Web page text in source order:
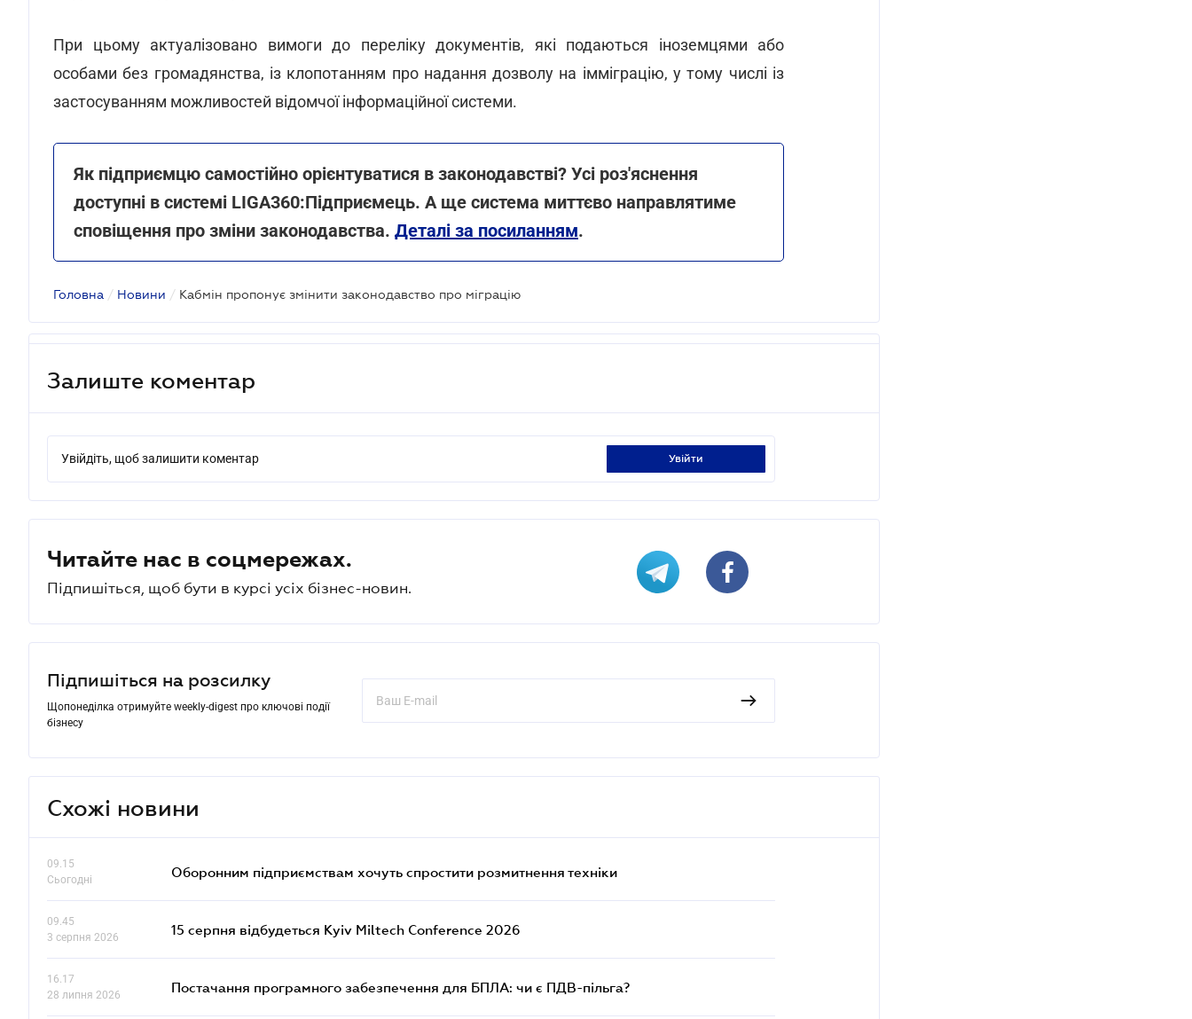
При цьому актуалізовано вимоги до переліку документів, які подаються іноземцями або
особами без громадянства, із клопотанням про надання дозволу на імміграцію, у тому числі із
застосуванням можливостей відомчої інформаційної системи.
Як підприємцю самостійно орієнтуватися в законодавстві? Усі роз'яснення
доступні в системі LIGA360:Підприємець. А ще система миттєво направлятиме
сповіщення про зміни законодавства. Деталі за посиланням.
Головна / Новини / Кабмін пропонує змінити законодавство про міграцію
Залиште коментар
Увійдіть, щоб залишити коментар увійти
Читайте нас в соцмережах.
Підпишіться, щоб бути в курсі усіх бізнес-новин.
Підпишіться на розсилку
Щопонеділка отримуйте weekly-digest про ключові події
бізнесу
Схожі новини
09.15
Сьогодні
Оборонним підприємствам хочуть спростити розмитнення техніки
09.45
3 серпня 2026
15 серпня відбудеться Kyiv Miltech Conference 2026
16.17
28 липня 2026
Постачання програмного забезпечення для БПЛА: чи є ПДВ-пільга?